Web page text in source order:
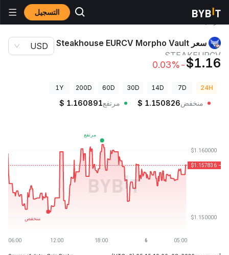
التسجيل
أسعار العملات
سعر Steakhouse EURCV Morpho Vault
سعر Steakhouse EURCV Morpho Vault
STEAKEURCV
$1.16
-0.03%
USD
24H
7D
14D
30D
60D
200D
1Y
منخفض $ 1.150826 مرتفع $ 1.160891